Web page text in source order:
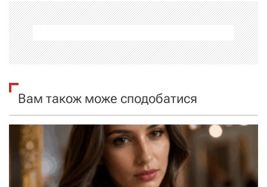
а
ц
і
я
з
Вам також може сподобатися